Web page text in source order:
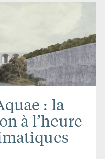
: la
à l’heure